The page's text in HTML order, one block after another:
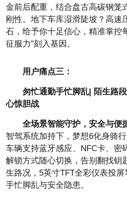
金前后配重，结合盘古高碳钢笼
刚性。地下车库湿滑陡坡？高速
石，给予你十足信心，精准掌控
征服力”刻入基因。
用户痛点三：
匆忙通勤手忙脚乱| 陌生路
心惊胆战
全场景智能守护，安全与便
智驾系统加持下，梦想6化身骑
车辆支持蓝牙感应、NFC卡、密
解锁方式随心切换，告别翻找钥
生路况，5英寸TFT全彩仪表投
手忙脚乱与安全隐患。